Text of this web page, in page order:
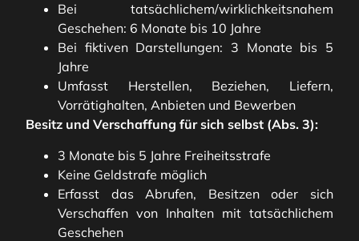
Bei tatsächlichem/wirklichkeitsnahem
Geschehen: 6 Monate bis 10 Jahre
Bei fiktiven Darstellungen: 3 Monate bis 5
Jahre
Umfasst Herstellen, Beziehen, Liefern,
Vorrätighalten, Anbieten und Bewerben
Besitz und Verschaffung für sich selbst (Abs. 3):
3 Monate bis 5 Jahre Freiheitsstrafe
Keine Geldstrafe möglich
Erfasst das Abrufen, Besitzen oder sich
Verschaffen von Inhalten mit tatsächlichem
Geschehen